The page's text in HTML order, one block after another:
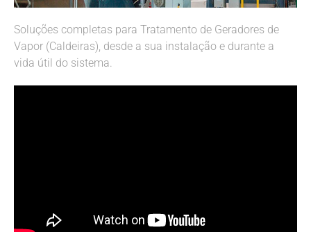
Soluções completas para Tratamento de Geradores de
Vapor (Caldeiras), desde a sua instalação e durante a
vida útil do sistema.